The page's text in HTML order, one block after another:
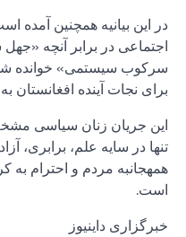
در این بیانیه همچنین آمده
اجتماعی در برابر آنچه
سرکوب سیستمی» خوانده
برای نجات آینده افغانستان
این جریان زنان سیاسی
تنها در سایه علم،
همهجانبه مردم و احترام به
است.
خبرگزاری داینیوز